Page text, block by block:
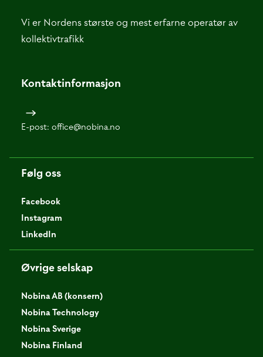
Vi er Nordens største og mest erfarne operatør av
kollektivtrafikk
Kontaktinformasjon
E-post: office@nobina.no
Følg oss
Facebook
Instagram
LinkedIn
Øvrige selskap
Nobina AB (konsern)
Nobina Technology
Nobina Sverige
Nobina Finland